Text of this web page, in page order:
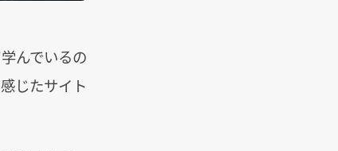
んでいるの
じたサイト